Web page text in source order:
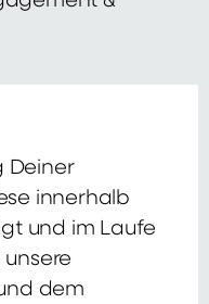
Deiner
innerhalb
und im Laufe
dem